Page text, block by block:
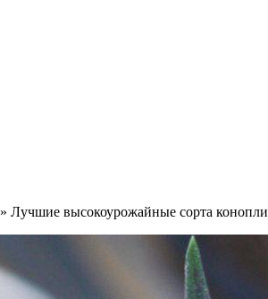
» Лучшие высокоурожайные сорта конопли